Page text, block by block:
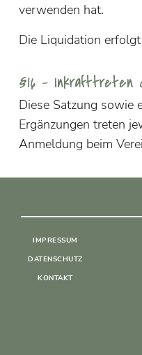
verwenden hat.
Die Liquidation
§16 –
Diese Satzung sowie
Ergänzungen treten
Anmeldung beim
IMPRESSUM
DATENSCHUTZ
KONTAKT